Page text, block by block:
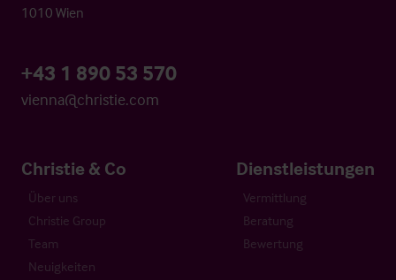
1010 Wien
+43 1 890 53 570
vienna@christie.com
Christie & Co
Über uns
Christie Group
Team
Neuigkeiten
Dienstleistungen
Vermittlung
Beratung
Bewertung